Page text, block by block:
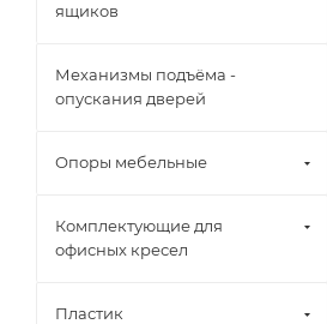
ящиков
Механизмы подъёма -
опускания дверей
Опоры мебельные
Комплектующие для
офисных кресел
Пластик